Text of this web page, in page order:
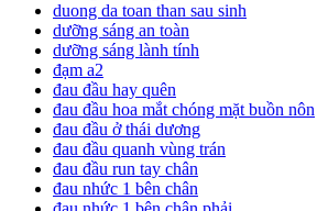
duong da toan than sau sinh
dưỡng sáng an toàn
dưỡng sáng lành tính
đạm a2
đau đầu hay quên
đau đầu hoa mắt chóng mặt buồn nôn
đau đầu ở thái dương
đau đầu quanh vùng trán
đau đầu run tay chân
đau nhức 1 bên chân